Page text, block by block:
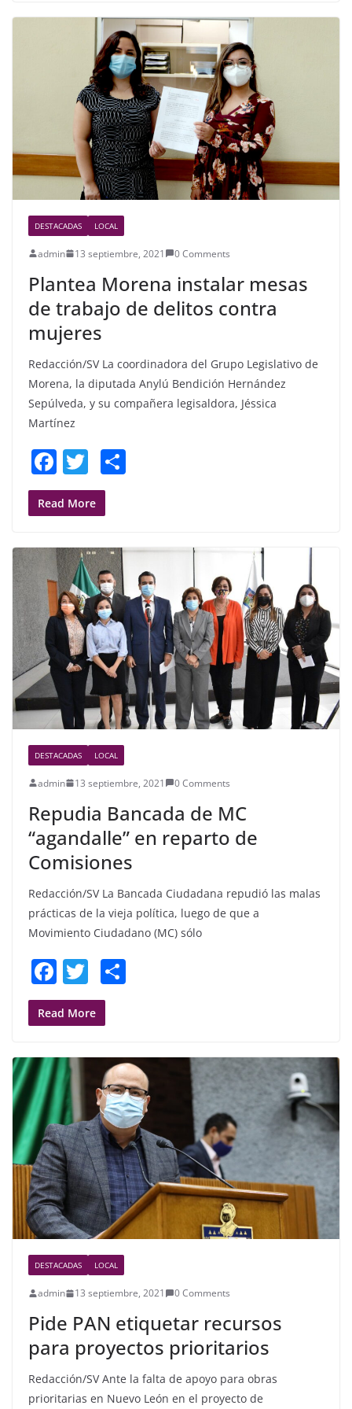
DESTACADAS LOCAL
admin 13 septiembre, 2021 0 Comments
Plantea Morena instalar mesas
de trabajo de delitos contra
mujeres
Redacción/SV La coordinadora del Grupo Legislativo de
Morena, la diputada Anylú Bendición Hernández
Sepúlveda, y su compañera legisaldora, Jéssica
Martínez
F
a
c
b
o
o
k
T
w
itt
Read More
DESTACADAS LOCAL
admin 13 septiembre, 2021 0 Comments
Repudia Bancada de MC
“agandalle” en reparto de
Comisiones
Redacción/SV La Bancada Ciudadana repudió las malas
prácticas de la vieja política, luego de que a
Movimiento Ciudadano (MC) sólo
F
a
c
b
o
o
k
T
w
itt
Read More
DESTACADAS LOCAL
admin 13 septiembre, 2021 0 Comments
Pide PAN etiquetar recursos
para proyectos prioritarios
Redacción/SV Ante la falta de apoyo para obras
prioritarias en Nuevo León en el proyecto de